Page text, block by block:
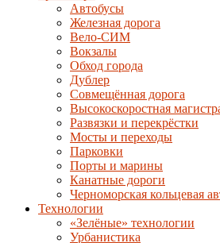
Автобусы
Железная дорога
Вело-СИМ
Вокзалы
Обход города
Дублер
Совмещённая дорога
Высокоскоростная
Развязки и перекрёстки
Мосты и переходы
Парковки
Порты и марины
Канатные дороги
Черноморская кольцевая
Технологии
«Зелёные» технологии
Урбанистика